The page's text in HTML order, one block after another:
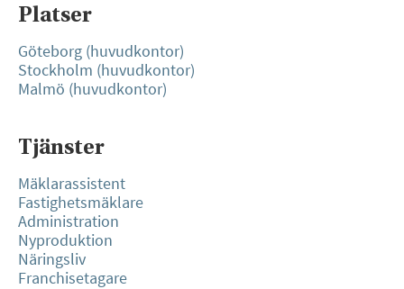
Platser
Göteborg (huvudkontor)
Stockholm (huvudkontor)
Malmö (huvudkontor)
Tjänster
Mäklarassistent
Fastighetsmäklare
Administration
Nyproduktion
Näringsliv
Franchisetagare